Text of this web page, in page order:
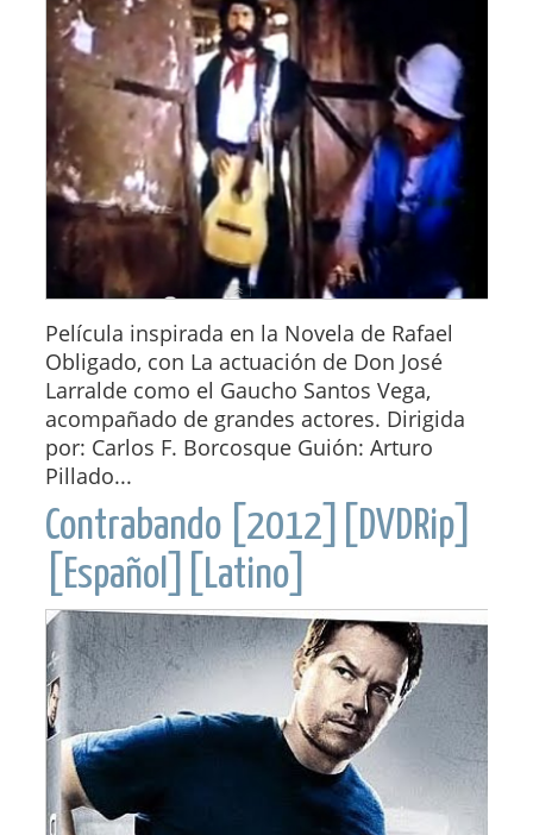
Película inspirada en la Novela de Rafael
Obligado, con La actuación de Don José
Larralde como el Gaucho Santos Vega,
acompañado de grandes actores. Dirigida
por: Carlos F. Borcosque Guión: Arturo
Pillado...
Contrabando [2012][DVDRip]
[Español][Latino]